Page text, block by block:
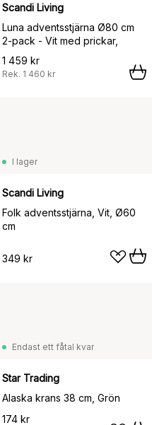
Scandi Living
Luna adventsstjärna Ø80 cm
2-pack - Vit med prickar,
1 459 kr
Rek. 1 460 kr
I lager
Scandi Living
Folk adventsstjärna, Vit, Ø60
cm
349 kr
Endast ett fåtal kvar
Star Trading
Alaska krans 38 cm, Grön
174 kr